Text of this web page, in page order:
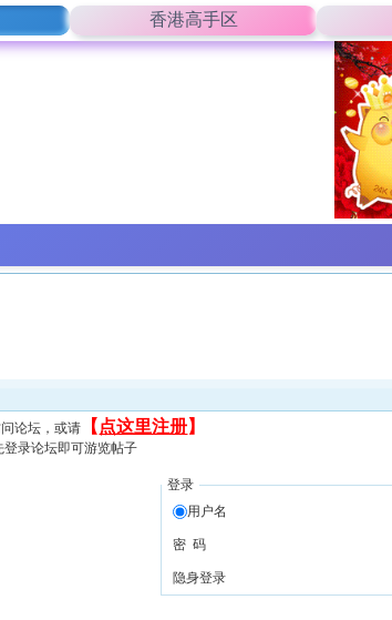
香港高手区
论坛，或请 【 点这里注册】
登录论坛即可游览帖子
登录
用户名
密 码
隐身登录